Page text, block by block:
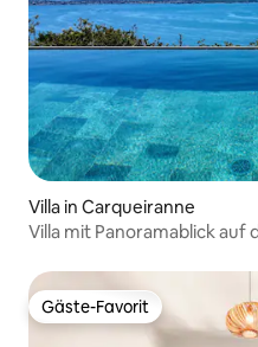
Villa in Carqueiranne
Villa mit Panoramablick auf
Gäste-Favorit
Gäste-Favorit